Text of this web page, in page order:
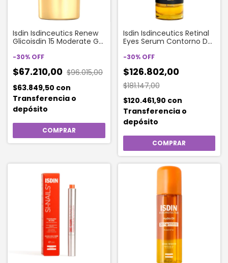
Isdin Isdinceutics Renew
Glicoisdin 15 Moderate Gel
-30% OFF
$67.210,00 $96.015,00
$63.849,50 con
Transferencia o
depósito
Isdin Isdinceutics Retinal
Eyes Serum Contorno De
-30% OFF
$126.802,00
$181.147,00
$120.461,90 con
Transferencia o
depósito